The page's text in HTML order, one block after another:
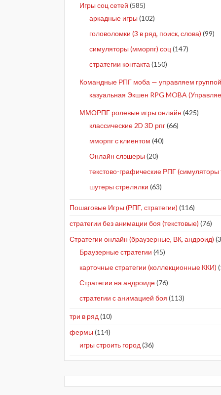
Игры соц сетей (585)
аркадные игры (102)
головоломки (3 в ряд, поиск, слова) (99)
симуляторы (мморпг) соц (147)
стратегии контакта (150)
Командные РПГ моба — управляем группой
казуальная Экшен RPG MOBA
ММОРПГ ролевые игры онлайн (425)
классические 2D 3D рпг(66)
мморпг с клиентом (40)
Онлайн слэшеры (20)
текстово-графические РПГ
шутеры стрелялки (63)
Пошаговые Игры (РПГ, стратегии) (116)
стратегии без анимации боя (текстовые) (76)
Стратегии онлайн (браузерные, ВК, андроид)
Браузерные стратегии (45)
карточные стратегии (коллекционные ККИ)
Стратегии на андроиде(76)
стратегии с анимацией боя (113)
три в ряд (10)
фермы (114)
игры строить город (36)